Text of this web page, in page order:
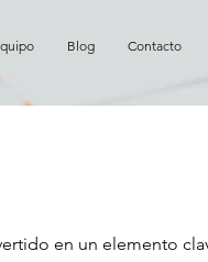
Blog Contacto
en un elemento